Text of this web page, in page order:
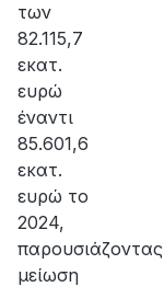
των
82.115,7
εκατ.
ευρώ
έναντι
85.601,6
εκατ.
ευρώ το
2024,
παρουσιάζοντας
μείωση